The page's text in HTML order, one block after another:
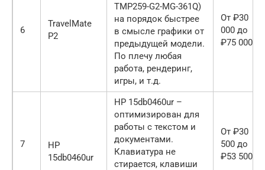
6
TravelMate
P2
TMP259-G2-MG-361Q)
на порядок быстрее
в смысле графики от
предыдущей модели.
По плечу любая
работа, рендеринг,
игры, и т.д.
От ₽30
000 до
₽75 000
7
HP
15db0460ur
HP 15db0460ur –
оптимизирован для
работы с текстом и
документами.
Клавиатура не
стирается, клавиши
От ₽30
500 до
₽53 500